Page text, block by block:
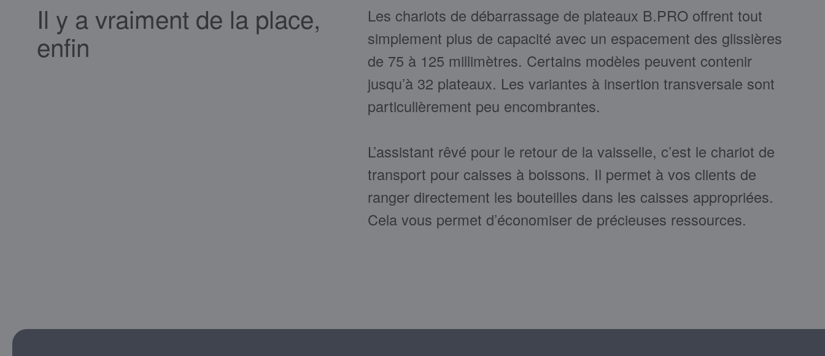
Il y a vraiment de la place,
enfin
Les chariots de débarrassage de plateaux B.PRO offrent tout
simplement plus de capacité avec un espacement des glissières
de 75 à 125 millimètres. Certains modèles peuvent contenir
jusqu’à 32 plateaux. Les variantes à insertion transversale sont
particulièrement peu encombrantes.
L’assistant rêvé pour le retour de la vaisselle, c’est le chariot de
transport pour caisses à boissons. Il permet à vos clients de
ranger directement les bouteilles dans les caisses appropriées.
Cela vous permet d’économiser de précieuses ressources.